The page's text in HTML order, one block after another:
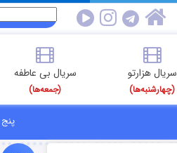
سریال هزارتو
(چهارشنبه‌ها)
سریال بی عاطفه
(جمعه‌ها)
پنج